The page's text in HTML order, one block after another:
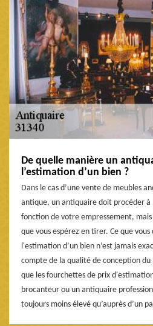
De quelle manière un
l’estimation d’un bien ?
Dans le cas d’une vente de meubles
antique, un antiquaire doit procéder à
fonction de votre empressement,
que vous espérez en tirer. Ce que vous
l'estimation d’un bien n’est jamais
compte de la qualité de conception du
que les fourchettes de prix
brocanteur ou un antiquaire
toujours moins élevé qu’auprès d’un